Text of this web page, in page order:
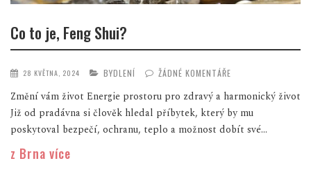
Co to je, Feng Shui?
28 KVĚTNA, 2024 BYDLENÍ ŽÁDNÉ KOMENTÁŘE
Změní vám život Energie prostoru pro zdravý a harmonický život
Již od pradávna si člověk hledal příbytek, který by mu
poskytoval bezpečí, ochranu, teplo a možnost dobít své...
z Brna více